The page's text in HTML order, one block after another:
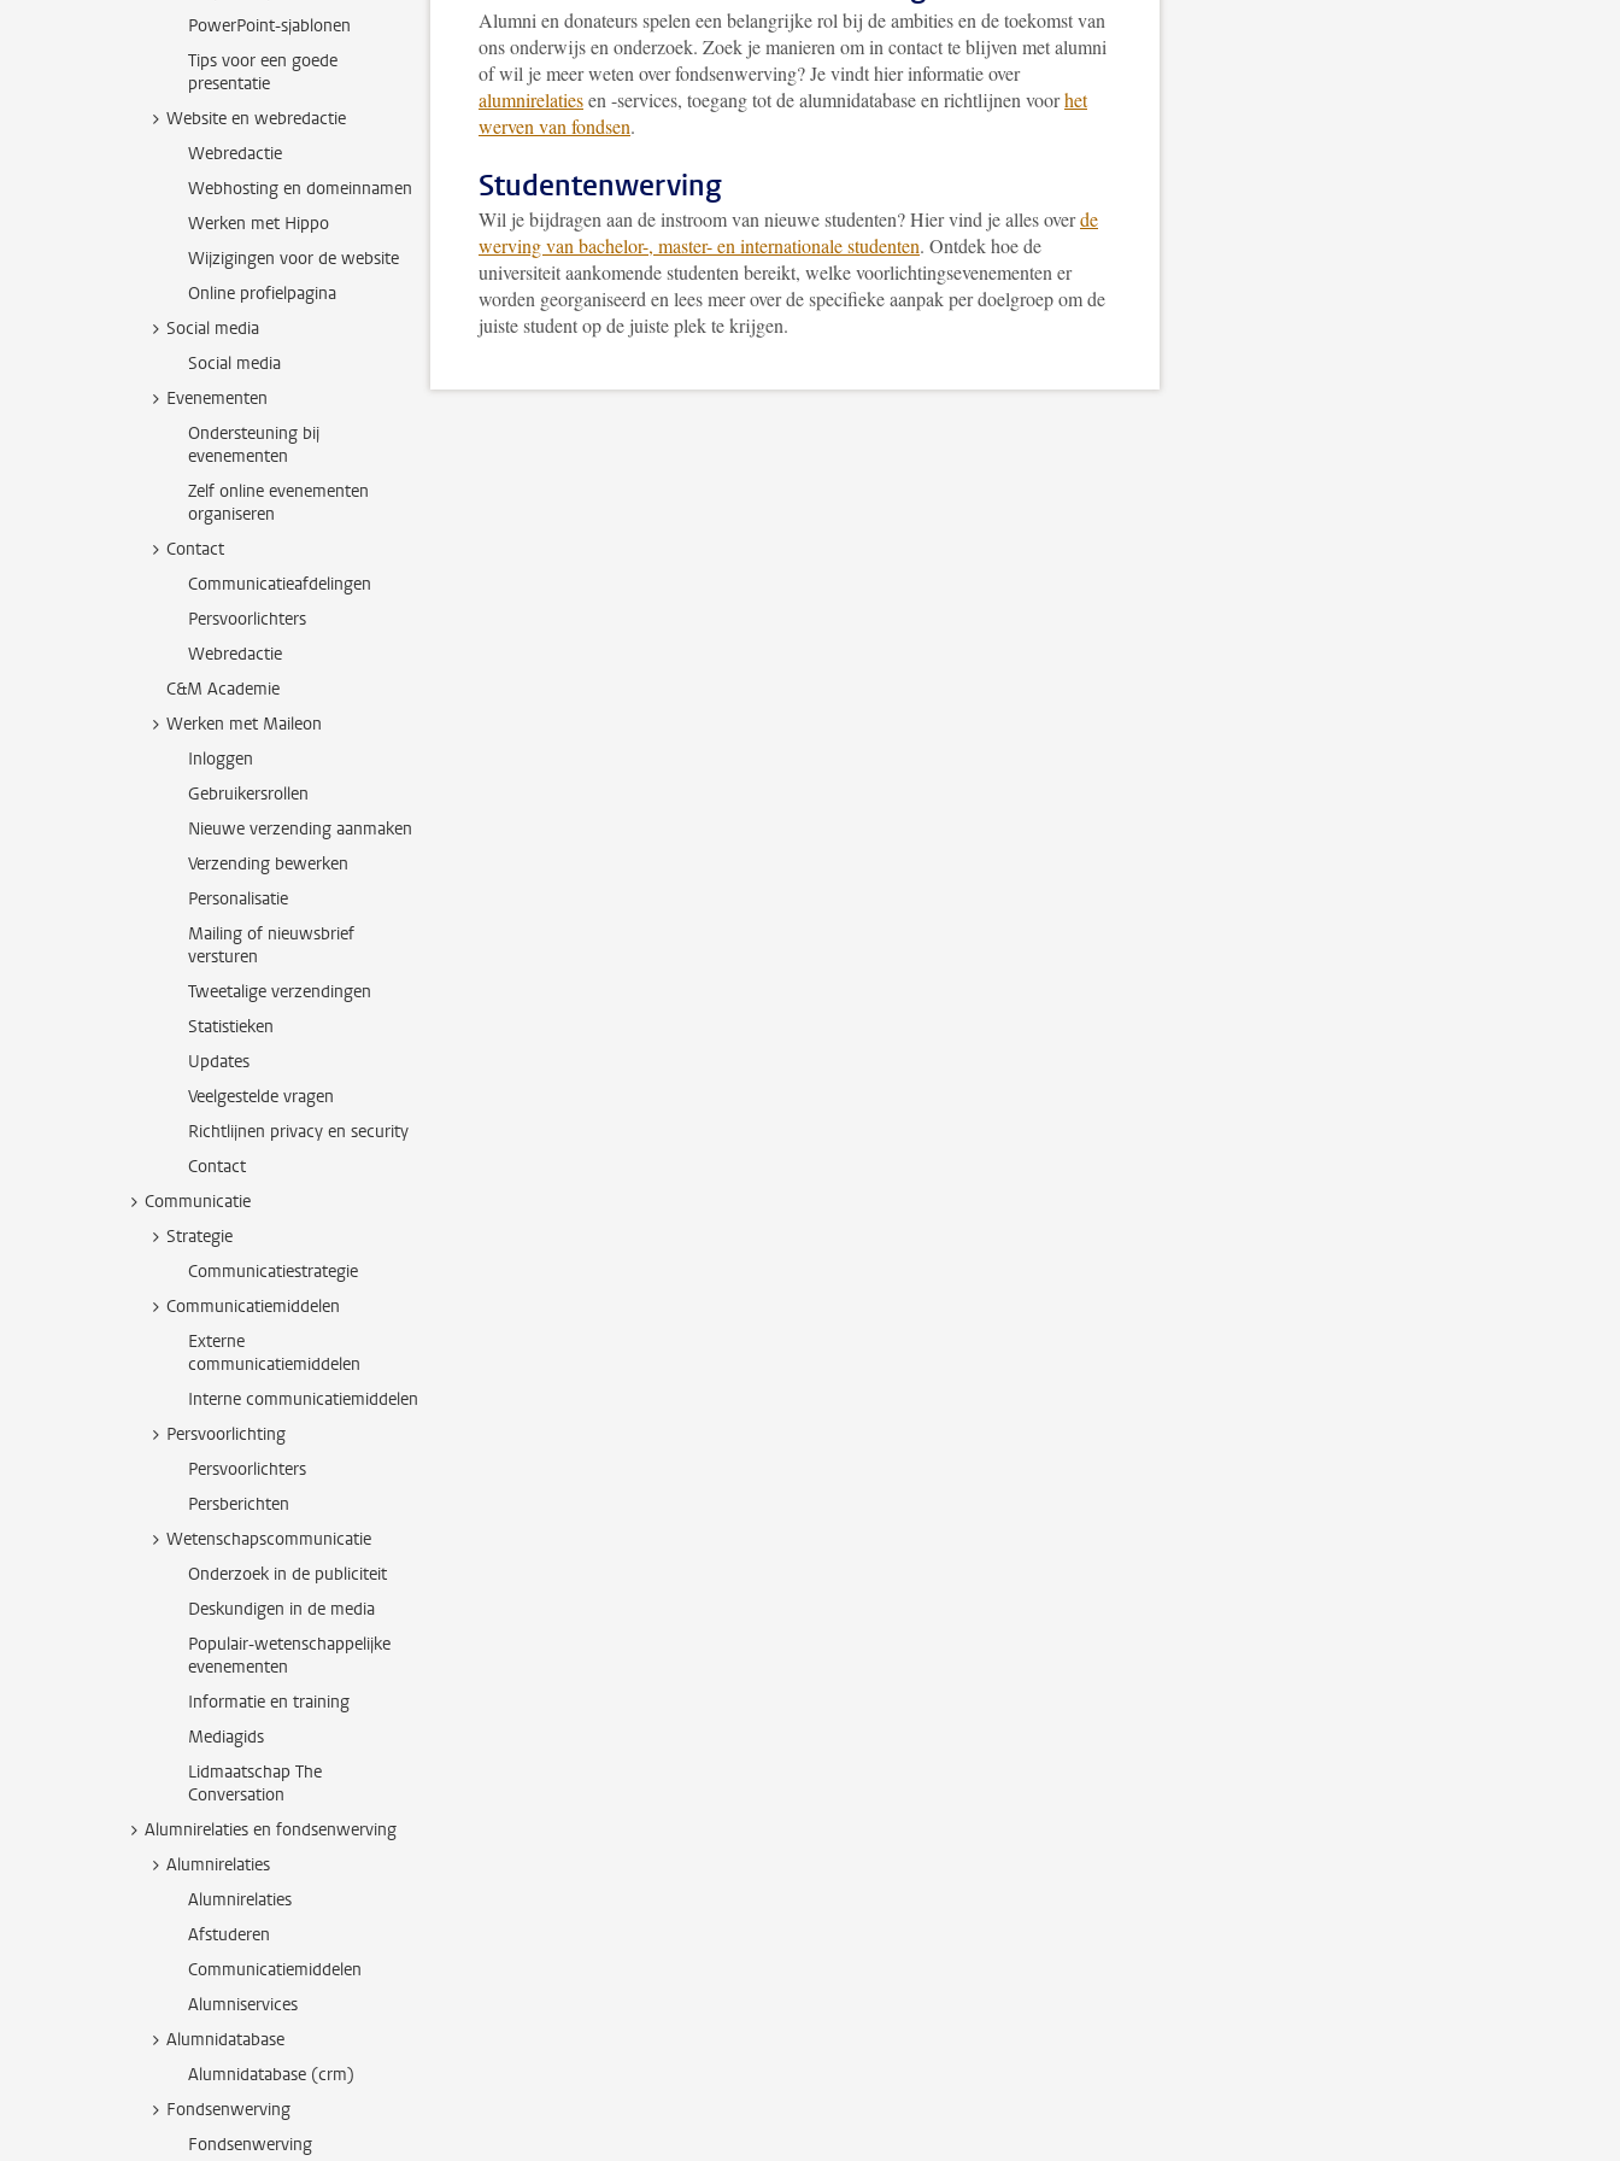
PowerPoint-sjablonen
Tips voor een goede
presentatie
Website en webredactie
Webredactie
Webhosting en domeinnamen
Werken met Hippo
Wijzigingen voor de website
Online profielpagina
Social media
Social media
Evenementen
Ondersteuning bij
evenementen
Zelf online evenementen
organiseren
Contact
Communicatieafdelingen
Persvoorlichters
Webredactie
C&M Academie
Werken met Maileon
Inloggen
Gebruikersrollen
Nieuwe verzending aanmaken
Verzending bewerken
Personalisatie
Mailing of nieuwsbrief
versturen
Tweetalige verzendingen
Statistieken
Updates
Veelgestelde vragen
Richtlijnen privacy en security
Contact
Communicatie
Strategie
Communicatiestrategie
Communicatiemiddelen
Externe
communicatiemiddelen
Interne communicatiemiddelen
Persvoorlichting
Persvoorlichters
Persberichten
Wetenschapscommunicatie
Onderzoek in de publiciteit
Deskundigen in de media
Populair-wetenschappelijke
evenementen
Informatie en training
Mediagids
Lidmaatschap The
Conversation
Alumnirelaties en fondsenwerving
Alumnirelaties
Alumnirelaties
Afstuderen
Communicatiemiddelen
Alumniservices
Alumnidatabase
Alumnidatabase (crm)
Fondsenwerving
Fondsenwerving
Alumni en donateurs spelen een belangrijke rol bij de ambities en de toekomst van
ons onderwijs en onderzoek. Zoek je manieren om in contact te blijven met alumni
of wil je meer weten over fondsenwerving? Je vindt hier informatie over
alumnirelatiesen -services, toegang tot de alumnidatabase en richtlijnen voorhet
werven van fondsen.
Studentenwerving
Wil je bijdragen aan de instroom van nieuwe studenten? Hier vind je alles overde
werving van bachelor-, master- en internationale studenten. Ontdek hoe de
universiteit aankomende studenten bereikt, welke voorlichtingsevenementen er
worden georganiseerd en lees meer over de specifieke aanpak per doelgroep om de
juiste student op de juiste plek te krijgen.